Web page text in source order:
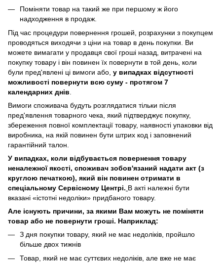
Поміняти товар на такий же при першому ж його
надходження в продаж.
Під час процедури повернення грошей, розрахунки з покупцем
проводяться виходячи з ціни на товар в день покупки. Ви
можете вимагати у продавця свої гроші назад, витрачені на
покупку товару і він повинен їх повернути в той день, коли
були пред'явлені ці вимоги або, у випадках відсутності
можливості повернути всю суму - протягом 7
календарних днів
Вимоги споживача будуть розглядатися тільки після
пред'явлення товарного чека, який підтверджує покупку,
збереження повної комплектації товару, наявності упаковки від
виробника, на якій повинен бути штрих код і заповнений
гарантійний талон.
У випадках, коли відбувається повернення товару
неналежної якості, споживач зобов'язаний надати акт (з
круглою печаткою), який він повинен отримати в
спеціальному Сервісному Центрі. В акті належні бути
вказані «істотні недоліки» придбаного товару.
Але існують причини, за якими Вам можуть не поміняти
товар або не повернути гроші. Наприклад:
З дня покупки товару, який не має недоліків, пройшло
більше двох тижнів
Товар, який не має суттєвих недоліків, але вже не має